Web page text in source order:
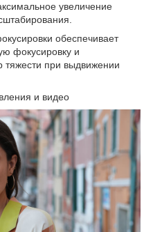
увеличение
обеспечивает
фокусировку и
тяжести при выдвижении
и видео